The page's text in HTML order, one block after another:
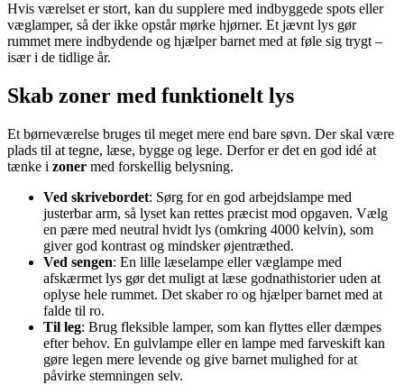
Hvis værelset er stort, kan du supplere med indbyggede spots eller
væglamper, så der ikke opstår mørke hjørner. Et jævnt lys gør
rummet mere indbydende og hjælper barnet med at føle sig trygt –
især i de tidlige år.
Skab zoner med funktionelt lys
Et børneværelse bruges til meget mere end bare søvn. Der skal være
plads til at tegne, læse, bygge og lege. Derfor er det en god idé at
tænke i zoner med forskellig belysning.
Ved skrivebordet: Sørg for en god arbejdslampe med
justerbar arm, så lyset kan rettes præcist mod opgaven. Vælg
en pære med neutral hvidt lys (omkring 4000 kelvin), som
giver god kontrast og mindsker øjentræthed.
Ved sengen: En lille læselampe eller væglampe med
afskærmet lys gør det muligt at læse godnathistorier uden at
oplyse hele rummet. Det skaber ro og hjælper barnet med at
falde til ro.
Til leg: Brug fleksible lamper, som kan flyttes eller dæmpes
efter behov. En gulvlampe eller en lampe med farveskift kan
gøre legen mere levende og give barnet mulighed for at
påvirke stemningen selv.